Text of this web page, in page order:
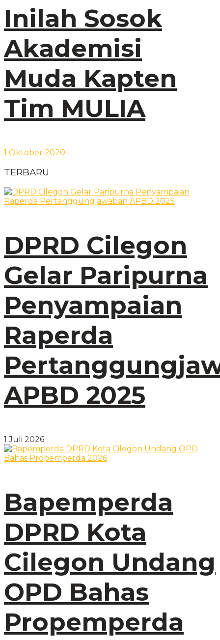
Inilah Sosok
Akademisi
Muda Kapten
Tim MULIA
1 Oktober 2020
TERBARU
DPRD Cilegon
Gelar Paripurna
Penyampaian
Raperda
APBD 2025
1 Juli 2026
Bapemperda
DPRD Kota
Cilegon Undang
OPD Bahas
Propemperda